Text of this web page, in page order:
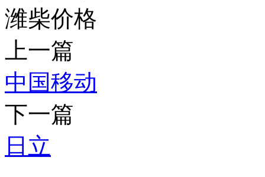
潍柴价格
上一篇
中国移动
下一篇
日立